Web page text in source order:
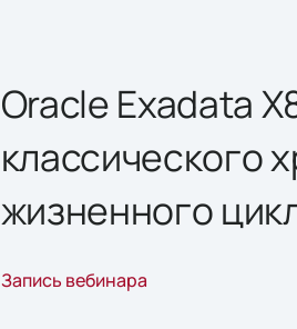
Oracle Exadata
классического
жизненного
Запись вебинара